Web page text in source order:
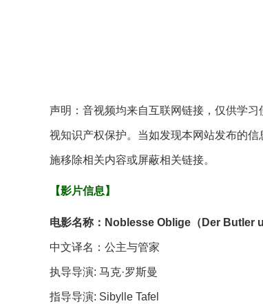
声明：音视频均来自互联网链接，仅供学
视知识产权保护。当如发现本网站发布的
施移除相关内容或屏蔽相关链接。
【影片信息】
电影名称：Noblesse Oblige（ Der Butler
中文译名：公主与管家
执导导演: 马克·罗斯曼
指导导演: Sibylle Tafel